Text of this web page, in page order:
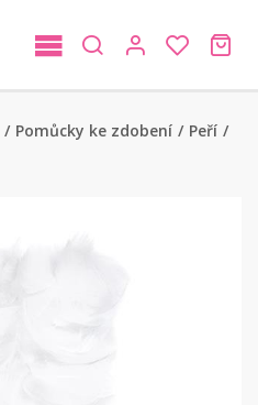
/ Pomůcky ke zdobení / Peří /